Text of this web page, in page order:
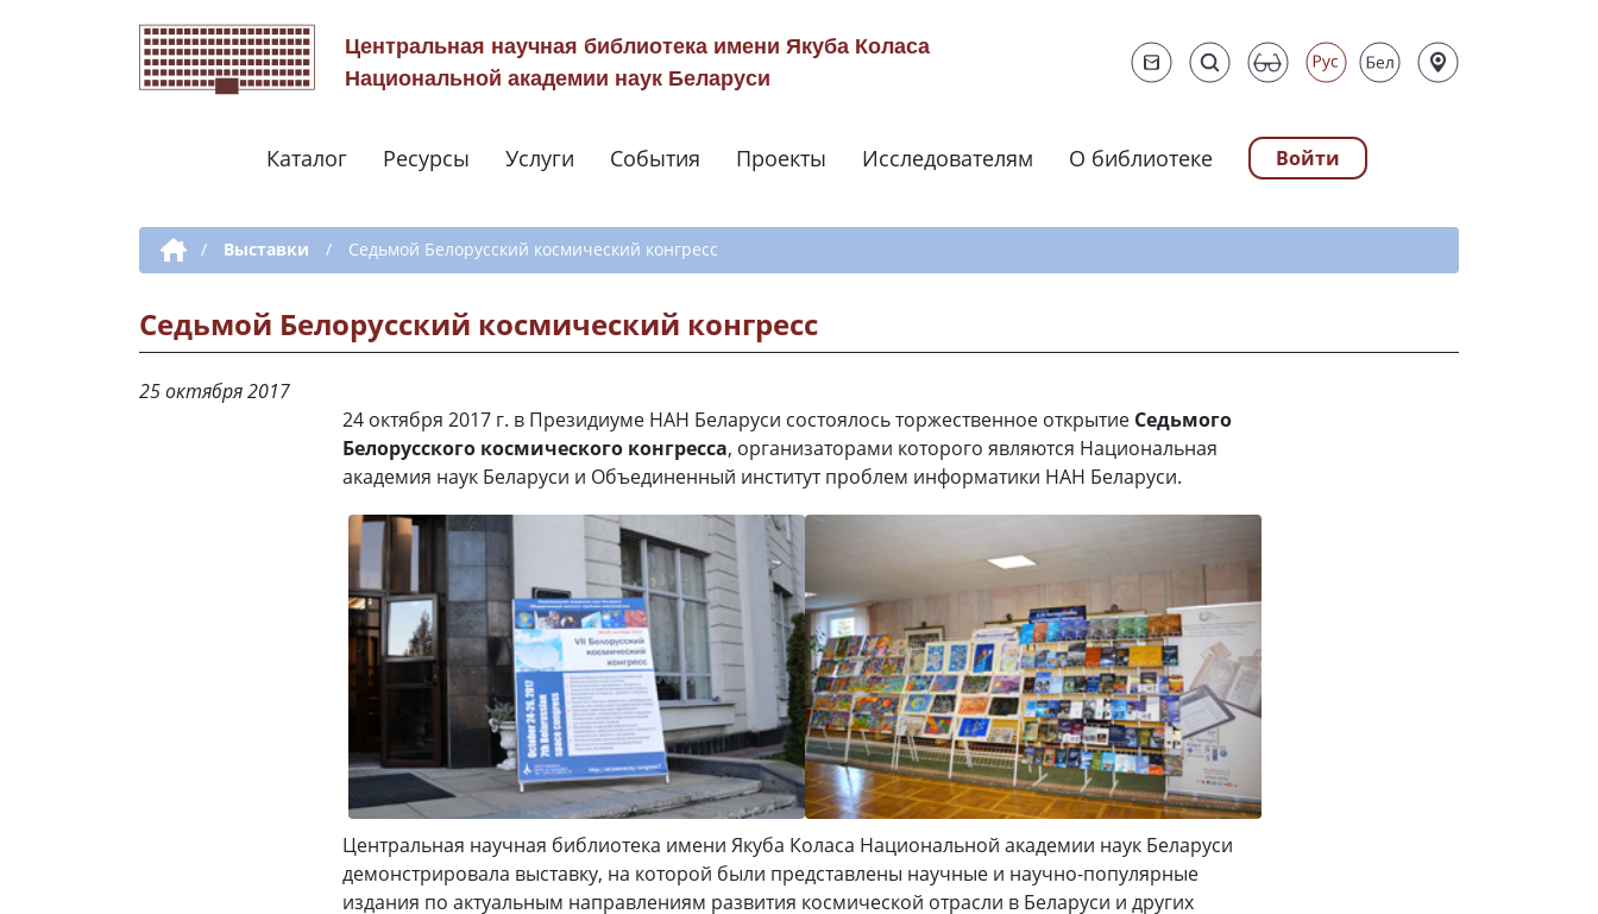
Центральная научная библиотека имени Якуба Коласа
Национальной академии наук Беларуси
Навигация по сайту
Каталог Ресурсы Услуги События Проекты Исследователям О библиотеке Войти
Дополнительная навигация
/ Выставки / Седьмой Белорусский космический конгресс
Седьмой Белорусский космический конгресс
25 октября 2017
24 октября 2017 г. в Президиуме НАН Беларуси состоялось торжественное открытие Седьмого
Белорусского космического конгресса, организаторами которого являются Национальная
академия наук Беларуси и Объединенный институт проблем информатики НАН Беларуси.
Центральная научная библиотека имени Якуба Коласа Национальной академии наук Беларуси
демонстрировала выставку, на которой были представлены научные и научно-популярные
издания по актуальным направлениям развития космической отрасли в Беларуси и других